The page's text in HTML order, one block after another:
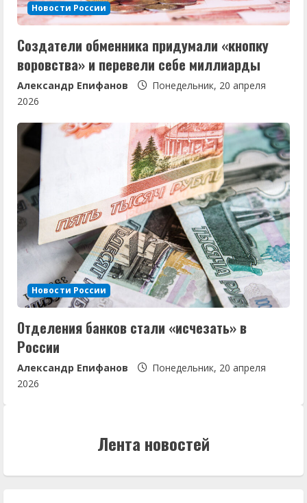
Новости России
Создатели обменника придумали «кнопку
воровства» и перевели себе миллиарды
Александр Епифанов
Понедельник, 20 апреля
2026
Новости России
Отделения банков стали «исчезать» в
России
Александр Епифанов
Понедельник, 20 апреля
2026
Лента новостей